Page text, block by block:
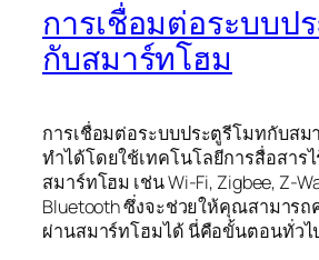
การเชื่อมต่อระบบป
กับสมาร์ทโฮม
การเชื่อมต่อระบบประตูรีโมทกับสม
ทำได้โดยใช้เทคโนโลยีการสื่อสาร
สมาร์ทโฮม เช่น Wi-Fi, Zigbee, Z-
Bluetooth ซึ่งจะช่วยให้คุณสามาร
ผ่านสมาร์ทโฮมได้ นี่คือขั้นตอนทั่วไ